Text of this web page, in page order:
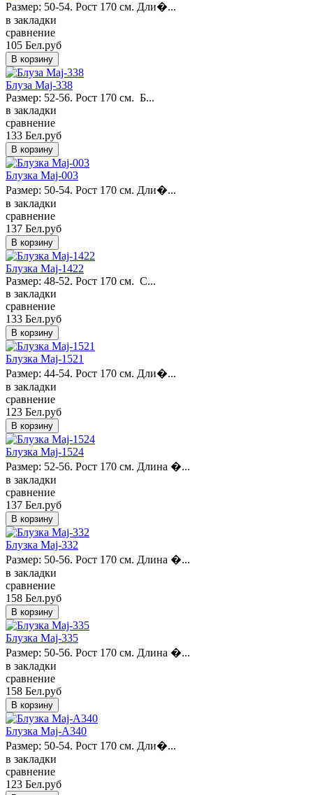
Размер: 50-54. Рост 170 см. Дли�...
в закладки
сравнение
105 Бел.руб
Блуза Maj-338
Размер: 52-56. Рост 170 см. Б...
в закладки
сравнение
133 Бел.руб
Блузка Maj-003
Размер: 50-54. Рост 170 см. Дли�...
в закладки
сравнение
137 Бел.руб
Блузка Maj-1422
Размер: 48-52. Рост 170 см. С...
в закладки
сравнение
133 Бел.руб
Блузка Maj-1521
Размер: 44-54. Рост 170 см. Дли�...
в закладки
сравнение
123 Бел.руб
Блузка Maj-1524
Размер: 52-56. Рост 170 см. Длина �...
в закладки
сравнение
137 Бел.руб
Блузка Maj-332
Размер: 50-56. Рост 170 см. Длина �...
в закладки
сравнение
158 Бел.руб
Блузка Maj-335
Размер: 50-56. Рост 170 см. Длина �...
в закладки
сравнение
158 Бел.руб
Блузка Maj-A340
Размер: 50-54. Рост 170 см. Дли�...
в закладки
сравнение
123 Бел.руб